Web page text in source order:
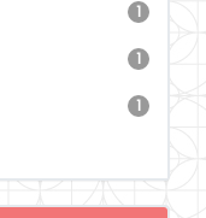
1
1
1